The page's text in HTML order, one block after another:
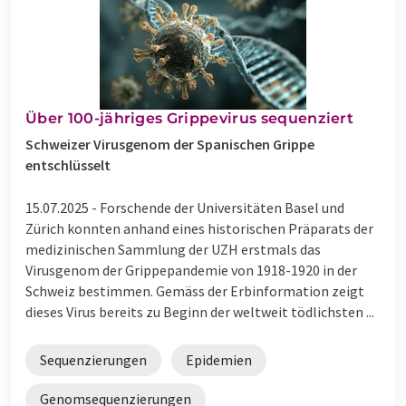
Über 100-jähriges Grippevirus sequenziert
Schweizer Virusgenom der Spanischen Grippe
entschlüsselt
15.07.2025 - Forschende der Universitäten Basel und
Zürich konnten anhand eines historischen Präparats der
medizinischen Sammlung der UZH erstmals das
Virusgenom der Grippepandemie von 1918-1920 in der
Schweiz bestimmen. Gemäss der Erbinformation zeigt
dieses Virus bereits zu Beginn der weltweit tödlichsten ...
Sequenzierungen Epidemien
Genomsequenzierungen